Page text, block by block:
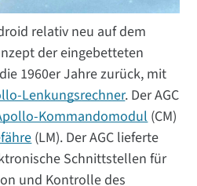
relativ neu auf dem
der eingebetteten
1960er Jahre zurück, mit
Lenkungsrechner. Der AGC
Kommandomodul (CM)
(LM). Der AGC lieferte
Schnittstellen für
und Kontrolle des